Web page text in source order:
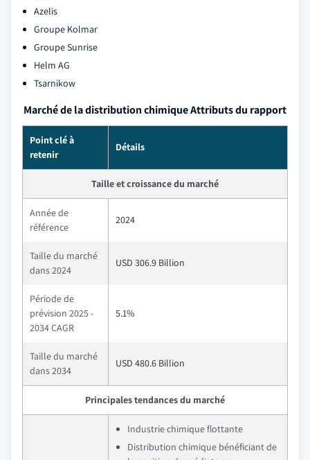
Azelis
Groupe Kolmar
Groupe Sunrise
Helm AG
Tsarnikow
Marché de la distribution chimique Attributs du rapport
Point clé à
retenir
Détails
Taille et croissance du marché
Année de
référence
2024
Taille du marché
dans 2024
USD 306.9 Billion
Période de
prévision 2025 -
2034 CAGR
5.1%
Taille du marché
dans 2034
USD 480.6 Billion
Principales tendances du marché
Industrie chimique flottante
Distribution chimique bénéficiant de